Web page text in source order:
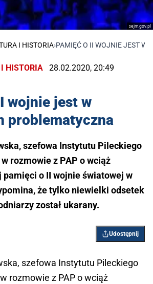
sejm.gov.pl
I HISTORIA›PAMIĘĆ O II WOJNIE JEST W
HISTORIA 28.02.2020, 20:49
wojnie jest w
problematyczna
szefowa Instytutu Pileckiego
rozmowie z PAP o wciąż
o II wojnie światowej w
że tylko niewielki odsetek
został ukarany.
Udostępnij
szefowa Instytutu Pileckiego
rozmowie z PAP o wciąż